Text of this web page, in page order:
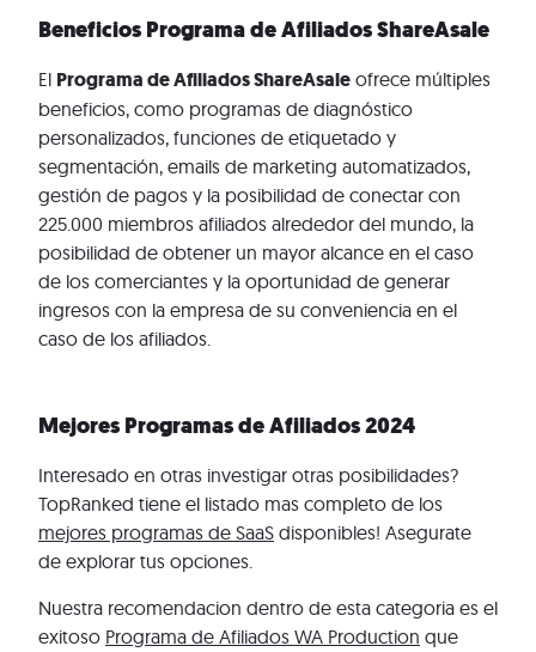
Beneficios Programa de Afiliados ShareAsale
El Programa de Afiliados ShareAsale ofrece múltiples
beneficios, como programas de diagnóstico
personalizados, funciones de etiquetado y
segmentación, emails de marketing automatizados,
gestión de pagos y la posibilidad de conectar con
225.000 miembros afiliados alrededor del mundo, la
posibilidad de obtener un mayor alcance en el caso
de los comerciantes y la oportunidad de generar
ingresos con la empresa de su conveniencia en el
caso de los afiliados.
Mejores Programas de Afiliados 2024
Interesado en otras investigar otras posibilidades?
TopRanked tiene el listado mas completo de los
mejores programas de SaaS disponibles! Asegurate
de explorar tus opciones.
Nuestra recomendacion dentro de esta categoria es el
exitoso Programa de Afiliados WA Production que